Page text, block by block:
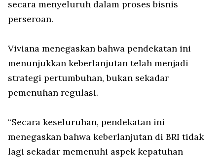
secara menyeluruh dalam proses bisnis
perseroan.
Viviana menegaskan bahwa pendekatan ini
menunjukkan keberlanjutan telah menjadi
strategi pertumbuhan, bukan sekadar
pemenuhan regulasi.
“Secara keseluruhan, pendekatan ini
menegaskan bahwa keberlanjutan di BRI tidak
lagi sekadar memenuhi aspek kepatuhan